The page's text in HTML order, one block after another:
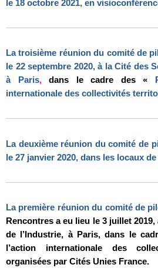
le 18 octobre 2021, en
La troisième réunion du comité de
le 22 septembre 2020, à la Cité des
à Paris,dans le cadre des «
internationale des collectivités
La deuxième réunion du comité de
le 27 janvier 2020, dans les locaux
La première réunion du comité de
Rencontres a eu lieu le 3 juillet
de l’Industrie, à Paris, dans le
l’action internationale des
organisées par Cités Unies France.